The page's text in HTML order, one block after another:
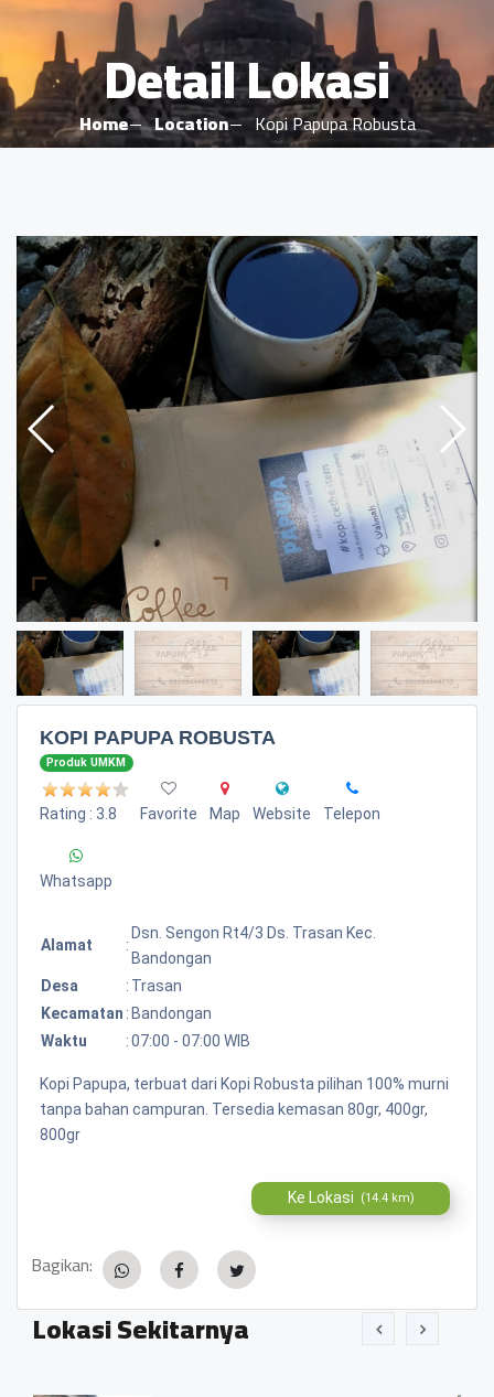
Detail Lokasi
Home Location Kopi Papupa Robusta
KOPI PAPUPA ROBUSTA
Produk UMKM
Rating : 3.8 Favorite Map Website Telepon
Whatsapp
Alamat :
Dsn. Sengon Rt4/3 Ds. Trasan Kec.
Bandongan
Desa
: Trasan
Kecamatan : Bandongan
Waktu
:07:00 - 07:00 WIB
Kopi Papupa, terbuat dari Kopi Robusta pilihan 100% murni
tanpa bahan campuran. Tersedia kemasan 80gr, 400gr,
800gr
Ke Lokasi (14.4 km)
Bagikan:
Lokasi Sekitarnya